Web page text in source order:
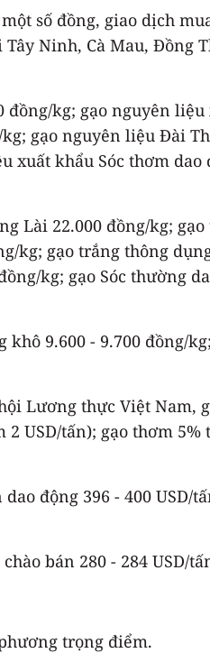
số đồng, giao dịch
Ninh, Cà Mau, Đồng
kg; gạo nguyên liệu
gạo nguyên liệu Đài
xuất khẩu Sóc thơm dao
Lài 22.000 đồng/kg;
kg; gạo trắng thông
kg; gạo Sóc thường
9.600 - 9.700 đồng/
Lương thực Việt Nam,
2 USD/tấn); gạo thơm
động 396 - 400 USD/
bán 280 - 284 USD/
trọng điểm.